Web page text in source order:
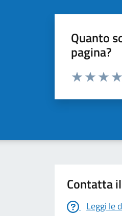
Quanto
pagina?
Valuta da 1 a 5
Contatta
Leggi le